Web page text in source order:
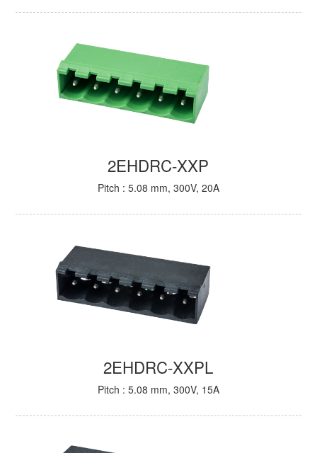
2EHDRC-XXP
Pitch : 5.08 mm, 300V, 20A
2EHDRC-XXPL
Pitch : 5.08 mm, 300V, 15A